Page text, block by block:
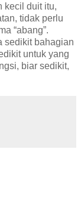
kecil duit itu,
tidak perlu
“abang”.
sedikit bahagian
untuk yang
biar sedikit,